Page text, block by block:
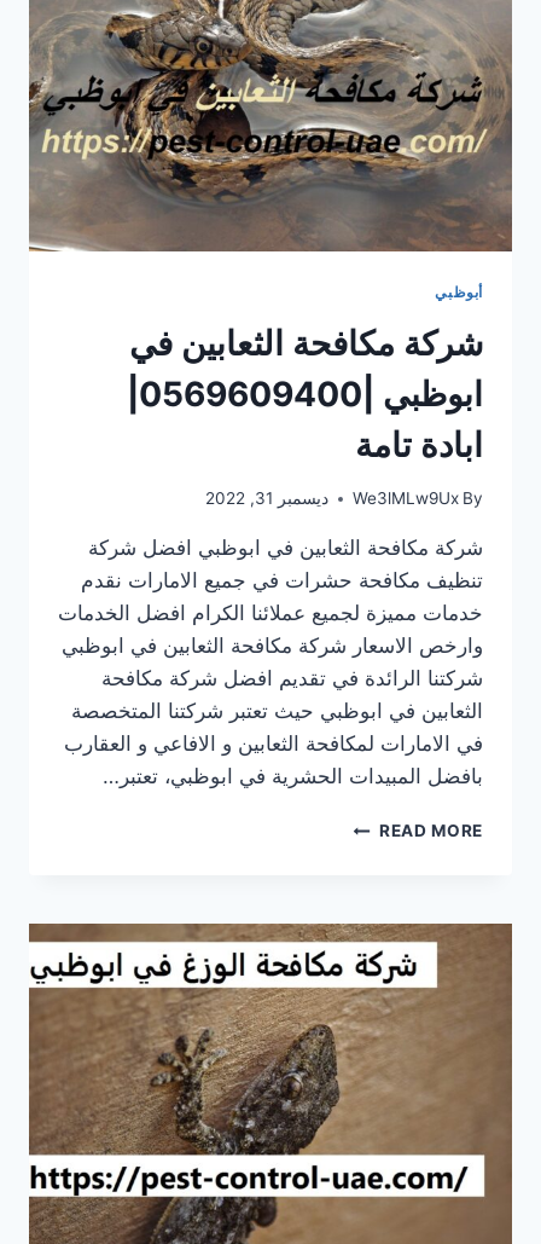
أبوظبي
شركة مكافحة الثعابين في
ابادة تامة
By
We3lMLw9Ux ديسمبر 31, 2022
شركة مكافحة الثعابين في ابوظبي افضل شركة
تنظيف مكافحة حشرات في جميع الامارات نقدم
خدمات مميزة لجميع عملائنا الكرام افضل الخدمات
وارخص الاسعار شركة مكافحة الثعابين في ابوظبي
شركتنا الرائدة في تقديم افضل شركة مكافحة
الثعابين في ابوظبي حيث تعتبر شركتنا المتخصصة
في الامارات لمكافحة الثعابين و الافاعي و العقارب
بافضل المبيدات الحشرية في ابوظبي، تعتبر…
READ MOREشركة
ابوظبي
ابادة
تامة